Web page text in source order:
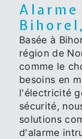
Basée à
région de
comme le
besoins en
l'électricité
sécurité,
solutions
d'alarme